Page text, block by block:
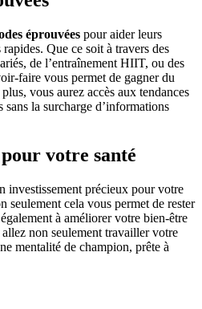
éprouvées pour aider leurs
Que ce soit à travers des
de l’entraînement HIIT, ou des
faire vous permet de gagner du
vous aurez accès aux tendances
la surcharge d’informations
votre santé
investissement précieux pour votre
seulement cela vous permet de rester
à améliorer votre bien-être
non seulement travailler votre
mentalité de champion, prête à